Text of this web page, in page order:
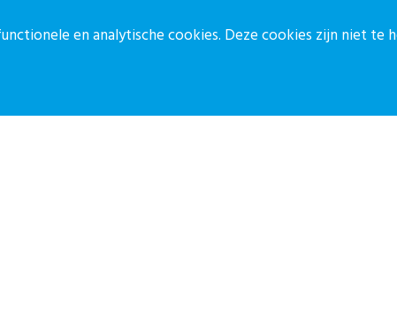
Contactpagina
en analytische cookies. Deze cookies zijn niet te